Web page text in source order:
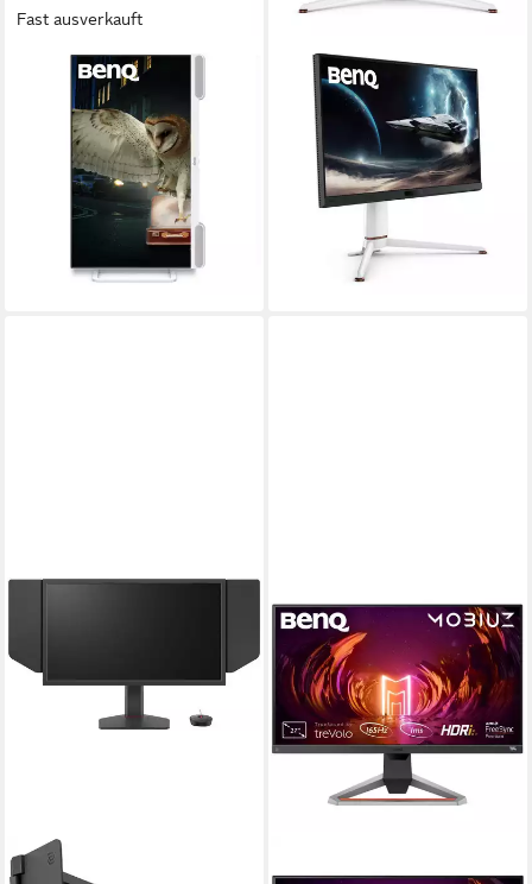
Fast ausverkauft
EW3290U Gaming-LED-
Monitor
80 cm/ 32 Zoll
Diagonale
3840 x 2160 px, 4K Ultra HD
Reaktionszeit
Produktdatenblatt
mtl. in 48 Raten
lieferbar - in 3-4 Werktagen bei dir
BENQ
EX271U Gaming-LED-Monitor
69 cm/ 27 Zoll Diagonale
3840 x 2160 px, 4K Ultra HD
Reaktionszeit
Produktdatenblatt
ab 555,90 €
mtl. in 48 Raten
lieferbar - in 3-4 Werktagen bei dir